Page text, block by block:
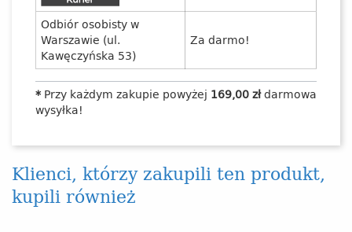
Odbiór osobisty w
Warszawie (ul.
Kawęczyńska 53)
Za darmo!
* Przy każdym zakupie powyżej 169,00 złdarmowa
wysyłka!
Klienci, którzy zakupili ten produkt,
kupili również